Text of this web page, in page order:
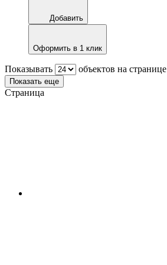
Добавить
Оформить в 1 клик
Показывать объектов на странице
Показать еще
Страница